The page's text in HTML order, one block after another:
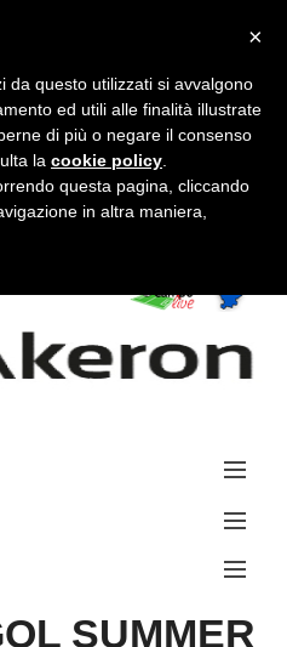
SUMMER
×
da questo utilizzati si avvalgono
ed utili alle finalità illustrate
di più o negare il consenso
la cookie policy
questa pagina, cliccando
in altra maniera,